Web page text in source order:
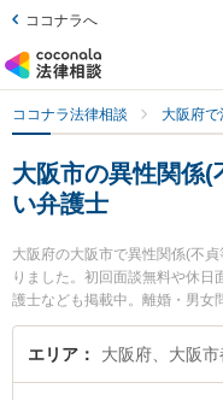
ココナラへ
ココナラ法律相談 大阪府で
大阪市の異性関係
い弁護士
大阪府の大阪市で異性関係(不
りました。初回面談無料や休日
護士なども掲載中。離婚・男女
かな分野での絞り込み検索もで
護士や至道法律事務所の田頭
エリア